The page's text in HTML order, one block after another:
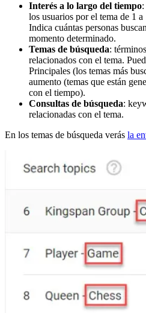
Interés a lo largo del tiempo
los usuarios por el tema de 1
Indica cuántas personas
momento determinado.
Temas de búsqueda:
relacionados con el tema.
Principales (los temas más
aumento (temas que están
con el tiempo).
Consultas de búsqueda:
relacionadas con el tema.
En los temas de búsqueda verás la